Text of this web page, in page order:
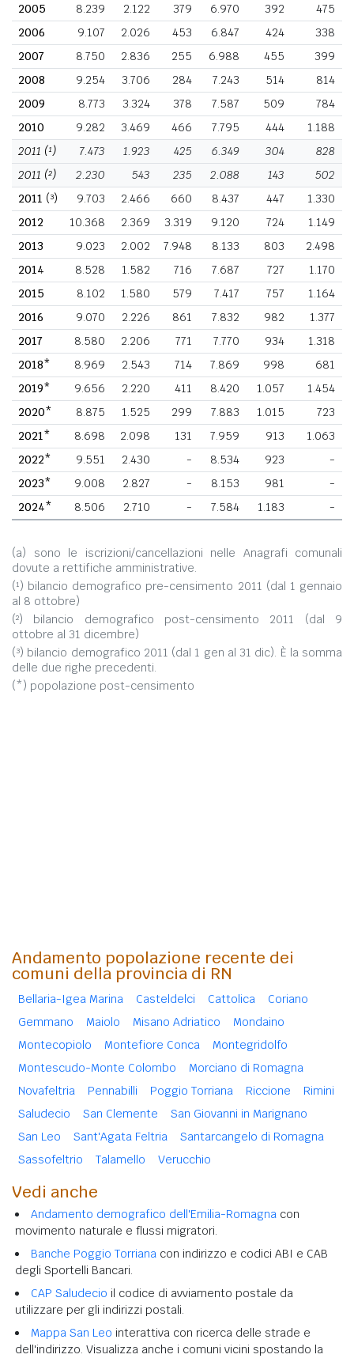
2005
8.239 2.122 379 6.970 392
475
2006
9.107 2.026 453 6.847 424
338
2007
8.750 2.836 255 6.988 455
399
2008
9.254 3.706 284 7.243 514
814
2009
8.773 3.324 378 7.587 509
784
2010
9.282 3.469 466 7.795 444
1.188
2011 (¹) 7.473 1.923 425 6.349 304
828
2011 (²) 2.230 543 235 2.088 143
502
2011 (³) 9.703 2.466 660 8.437 447
1.330
2012
10.368 2.369 3.319 9.120 724
1.149
2013
9.023 2.002 7.948 8.133 803
2.498
2014
8.528 1.582 716 7.687 727
1.170
2015
8.102 1.580 579 7.417 757
1.164
2016
9.070 2.226 861 7.832 982
1.377
2017
8.580 2.206 771 7.770 934
1.318
2018*
8.969 2.543 714 7.869 998
681
2019*
9.656 2.220 411 8.420 1.057
1.454
2020*
8.875 1.525 299 7.883 1.015
723
2021*
8.698 2.098 131 7.959 913
1.063
2022*
9.551 2.430 - 8.534 923
-
2023*
9.008 2.827 - 8.153 981
-
2024*
8.506 2.710 - 7.584 1.183 -
(a) sono le iscrizioni/cancellazioni nelle Anagrafi comunali
dovute a rettifiche amministrative.
(¹) bilancio demografico pre-censimento 2011 (dal 1 gennaio
al 8 ottobre)
(²) bilancio demografico post-censimento 2011 (dal 9
ottobre al 31 dicembre)
(³) bilancio demografico 2011 (dal 1 gen al 31 dic). È la somma
delle due righe precedenti.
(*) popolazione post-censimento
Andamento popolazione recente dei
comuni della provincia di RN
Bellaria-Igea Marina Casteldelci Cattolica
Coriano
Gemmano
Maiolo Misano Adriatico
Mondaino
Montecopiolo
Montefiore Conca
Montegridolfo
Montescudo-Monte Colombo
Morciano di Romagna
Novafeltria
Pennabilli Poggio Torriana Riccione
Rimini
Saludecio
San Clemente
San Giovanni in Marignano
San Leo
Sant'Agata Feltria
Santarcangelo di Romagna
Sassofeltrio
Talamello Verucchio
Vedi anche
Andamento demografico dell'Emilia-Romagna con
movimento naturale e flussi migratori.
Banche Poggio Torriana con indirizzo e codici ABI e CAB
degli Sportelli Bancari.
CAP Saludecio il codice di avviamento postale da
utilizzare per gli indirizzi postali.
Mappa San Leo interattiva con ricerca delle strade e
dell'indirizzo. Visualizza anche i comuni vicini spostando la